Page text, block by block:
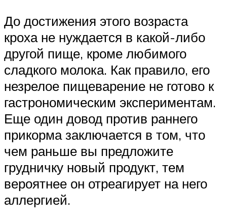
До достижения этого возраста
кроха не нуждается в какой-либо
другой пище, кроме любимого
сладкого молока. Как правило, его
незрелое пищеварение не готово к
гастрономическим экспериментам.
Еще один довод против раннего
прикорма заключается в том, что
чем раньше вы предложите
грудничку новый продукт, тем
вероятнее он отреагирует на него
аллергией.